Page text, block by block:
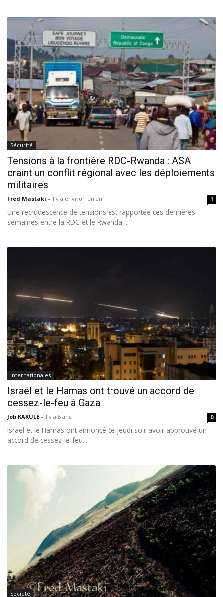
Sécurité
Tensions à la frontière RDC-Rwanda : ASA
craint un conflit régional avec les déploiements
militaires
Fred Mastaki - Il y a environ un an 1
Une recrudescence de tensions est rapportée ces dernières
semaines entre la RDC et le Rwanda,...
Internationales
Israël et le Hamas ont trouvé un accord de
cessez-le-feu à Gaza
Job KAKULE - Il y a 5 ans 0
Israël et le Hamas ont annoncé ce jeudi soir avoir approuvé un
accord de cessez-le-feu...
Société